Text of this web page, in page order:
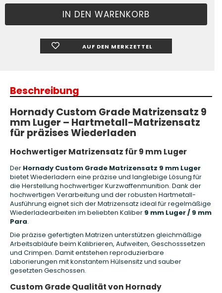
AUF DEN MERKZETTEL
Beschreibung
Hornady Custom Grade Matrizensatz 9
mm Luger – Hartmetall-Matrizensatz
für präzises Wiederladen
Hochwertiger Matrizensatz für 9 mm Luger
Der Hornady Custom Grade Matrizensatz 9 mm Luger
bietet Wiederladern eine präzise und langlebige Lösung für
die Herstellung hochwertiger Kurzwaffenmunition. Dank der
hochwertigen Verarbeitung und der robusten Hartmetall-
Ausführung eignet sich der Matrizensatz ideal für regelmäßige
Wiederladearbeiten im beliebten Kaliber 9 mm Luger / 9 mm
Para.
Die präzise gefertigten Matrizen unterstützen gleichmäßige
Arbeitsabläufe beim Kalibrieren, Aufweiten, Geschosssetzen
und Crimpen. Damit entstehen reproduzierbare
Laborierungen mit konstantem Hülsensitz und sauber
gesetzten Geschossen.
Custom Grade Qualität von Hornady